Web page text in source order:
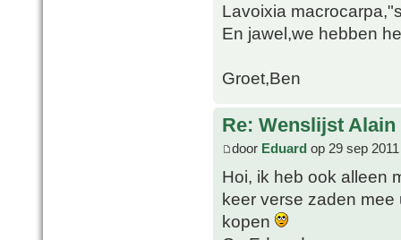
Lavoixia
En jawel,we hebben
Groet,Ben
Re: Wenslijst Alain
door Eduard op 29 sep
Hoi, ik heb ook alleen
keer verse zaden mee
kopen